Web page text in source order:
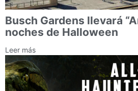
Busch Gardens llevará
noches de Halloween
Leer más